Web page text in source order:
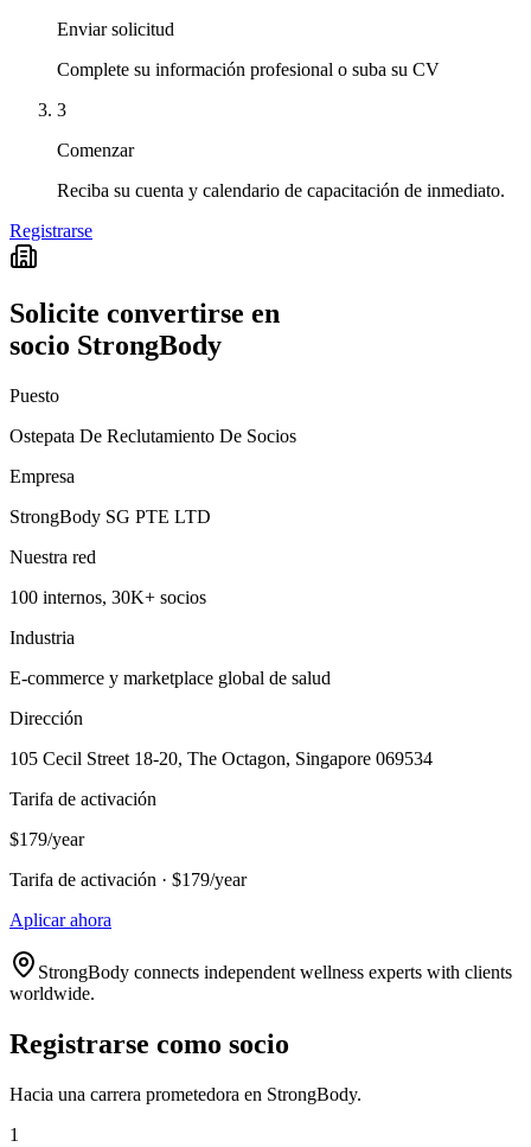
Enviar solicitud
Complete su información profesional o suba su CV
3
Comenzar
Reciba su cuenta y calendario de capacitación de inmediato.
Registrarse
Solicite convertirse en
socio StrongBody
Puesto
Ostepata De Reclutamiento De Socios
Empresa
StrongBody SG PTE LTD
Nuestra red
100 internos, 30K+ socios
Industria
E-commerce y marketplace global de salud
Dirección
105 Cecil Street 18-20, The Octagon, Singapore 069534
Tarifa de activación
$179/year
Tarifa de activación · $179/year
Aplicar ahora
StrongBody connects independent wellness experts with clients
worldwide.
Registrarse como socio
Hacia una carrera prometedora en StrongBody.
1